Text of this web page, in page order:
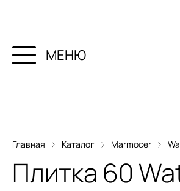
МЕНЮ
Главная Каталог Marmocer
Плитка 60